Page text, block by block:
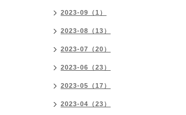
2023-09（1）
2023-08（13）
2023-07（20）
2023-06（23）
2023-05（17）
2023-04（23）